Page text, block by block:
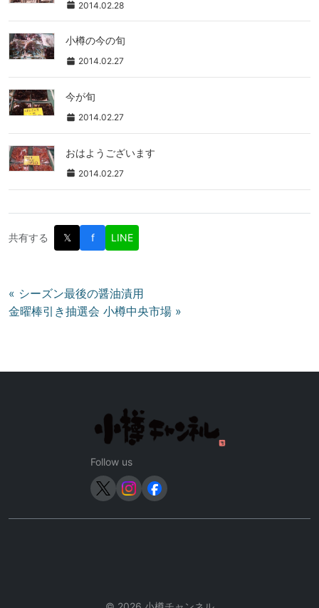
2014.02.28
小樽の今の旬
2014.02.27
今が旬
2014.02.27
おはようございます
2014.02.27
共有する 𝕏 f LINE
投
稿
« シーズン最後の醤油漬用
金曜棒引き抽選会 小樽中央市場 »
Follow us